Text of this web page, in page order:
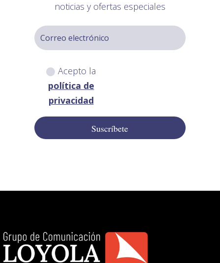
noticias y ofertas especiales
Acepto la
política de
privacidad
Suscríbete